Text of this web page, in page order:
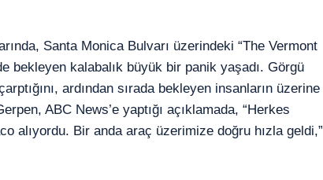
Santa Monica Bulvarı üzerindeki “The Vermont
bekleyen kalabalık büyük bir panik yaşadı. Görgü
ardından sırada bekleyen insanların üzerine
ABC News’e yaptığı açıklamada, “Herkes
alıyordu. Bir anda araç üzerimize doğru hızla geldi,”